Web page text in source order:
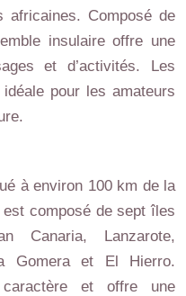
africaines. Composé de
insulaire offre une
et d’activités. Les
pour les amateurs
à environ 100 km de la
composé de sept îles
Canaria, Lanzarote,
Gomera et El Hierro.
et offre une